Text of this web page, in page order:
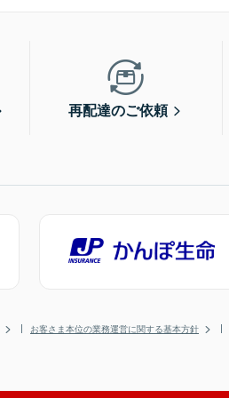
再配達のご依頼
お客さま本位の業務運営に関する基本方針